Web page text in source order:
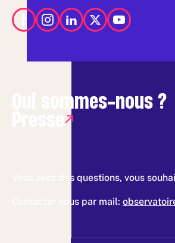
Qui sommes-nous ?
Vous avez des questions, vous
Contacter nous par mail: